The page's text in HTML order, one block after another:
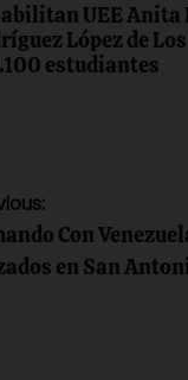
UEE Anita
López de
estudiantes
Con
en San